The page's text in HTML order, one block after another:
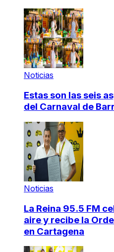
Noticias
Estas son las seis
del Carnaval de
Noticias
La Reina 95.5 FM
aire y recibe la
en Cartagena